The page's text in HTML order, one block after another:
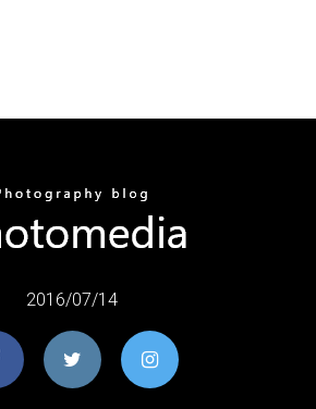
2016/07/14